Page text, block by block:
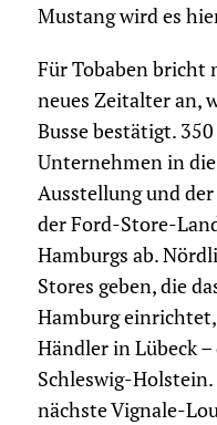
Mustang wird es
Für Tobaben bricht
neues Zeitalter an,
Busse bestätigt.
Unternehmen in
Ausstellung und der
der Ford-Store-
Hamburgs ab.
Stores geben, die
Hamburg
Händler in Lübeck
Schleswig-
nächste Vignale-